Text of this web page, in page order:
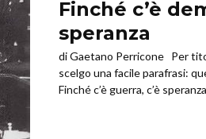
Finché c’è
speranza
di Gaetano Perricone Per
scelgo una facile parafrasi:
Finché c’è guerra, c’è